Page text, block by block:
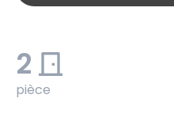
2
pièce